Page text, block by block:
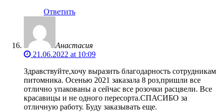
Ответить
Анастасия
21.06.2022 at 10:09
Здравствуйте,хочу выразить благодарность сотрудникам
питомника. Осенью 2021 заказала 8 роз,пришли все
отлично упакованы а сейчас все розочки расцвели. Все
красавицы и не одного пересорта.СПАСИБО за
отличную работу. Буду заказывать еще.